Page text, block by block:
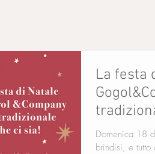
La festa
Domenica 18
brindisi, e tutto